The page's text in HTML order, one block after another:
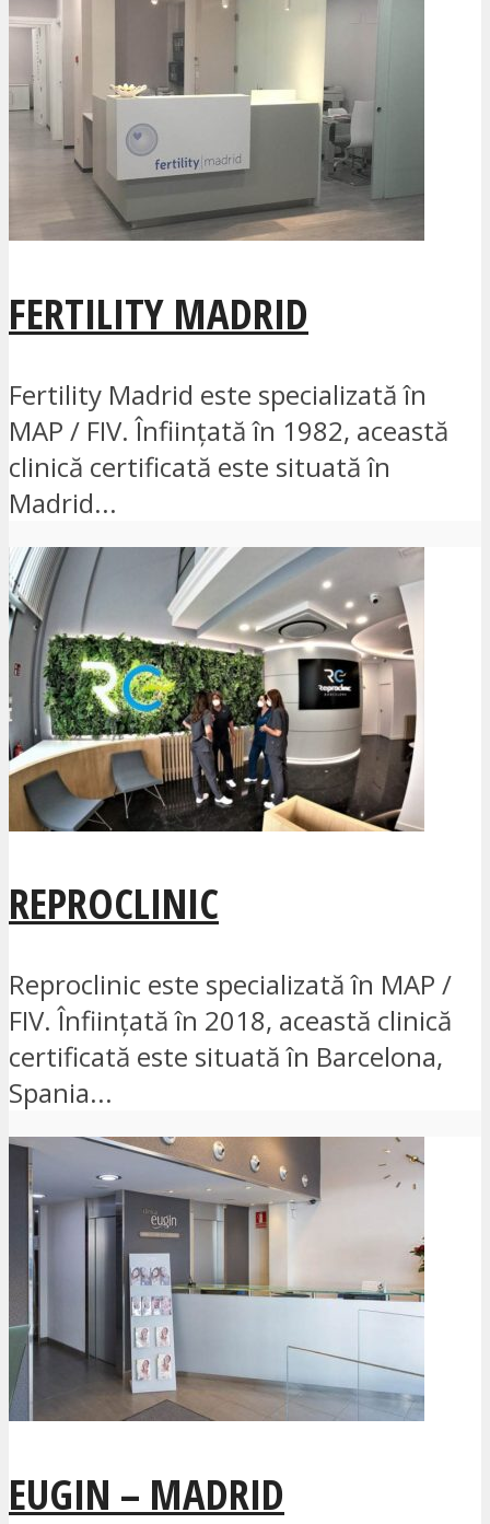
FERTILITY MADRID
Fertility Madrid este specializată în
MAP / FIV. Înființată în 1982, această
clinică certificată este situată în
Madrid...
REPROCLINIC
Reproclinic este specializată în MAP /
FIV. Înființată în 2018, această clinică
certificată este situată în Barcelona,
Spania...
EUGIN – MADRID